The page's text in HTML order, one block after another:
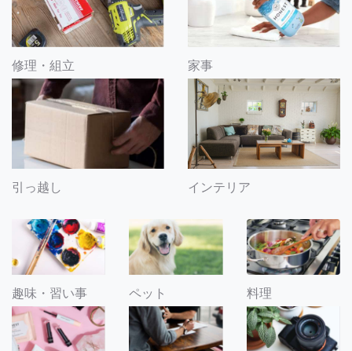
修理・組立 家事
引っ越し インテリア
趣味・習い事 ペット 料理